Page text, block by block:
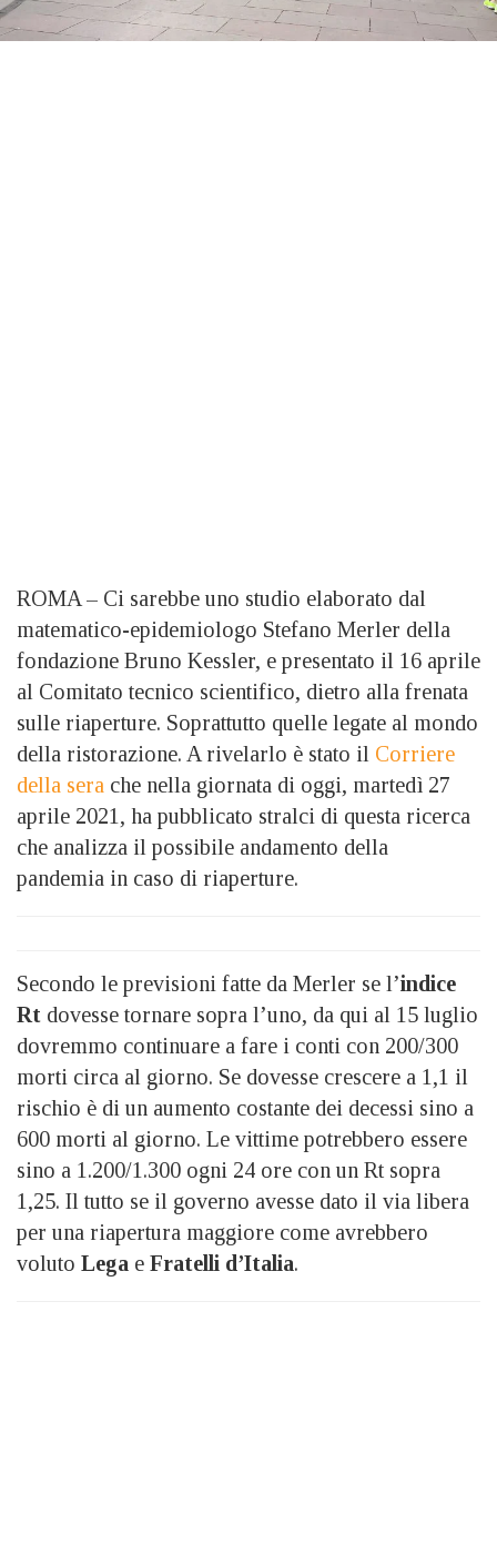
ROMA – Ci sarebbe uno studio elaborato dal
matematico-epidemiologo Stefano Merler della
fondazione Bruno Kessler, e presentato il 16 aprile
al Comitato tecnico scientifico, dietro alla frenata
sulle riaperture. Soprattutto quelle legate al mondo
della ristorazione. A rivelarlo è stato il Corriere
della sera che nella giornata di oggi, martedì 27
aprile 2021, ha pubblicato stralci di questa ricerca
che analizza il possibile andamento della
pandemia in caso di riaperture.
Secondo le previsioni fatte da Merler se l’indice
Rt dovesse tornare sopra l’uno, da qui al 15 luglio
dovremmo continuare a fare i conti con 200/300
morti circa al giorno. Se dovesse crescere a 1,1 il
rischio è di un aumento costante dei decessi sino a
600 morti al giorno. Le vittime potrebbero essere
sino a 1.200/1.300 ogni 24 ore con un Rt sopra
1,25. Il tutto se il governo avesse dato il via libera
per una riapertura maggiore come avrebbero
voluto Lega e Fratelli d’Italia.